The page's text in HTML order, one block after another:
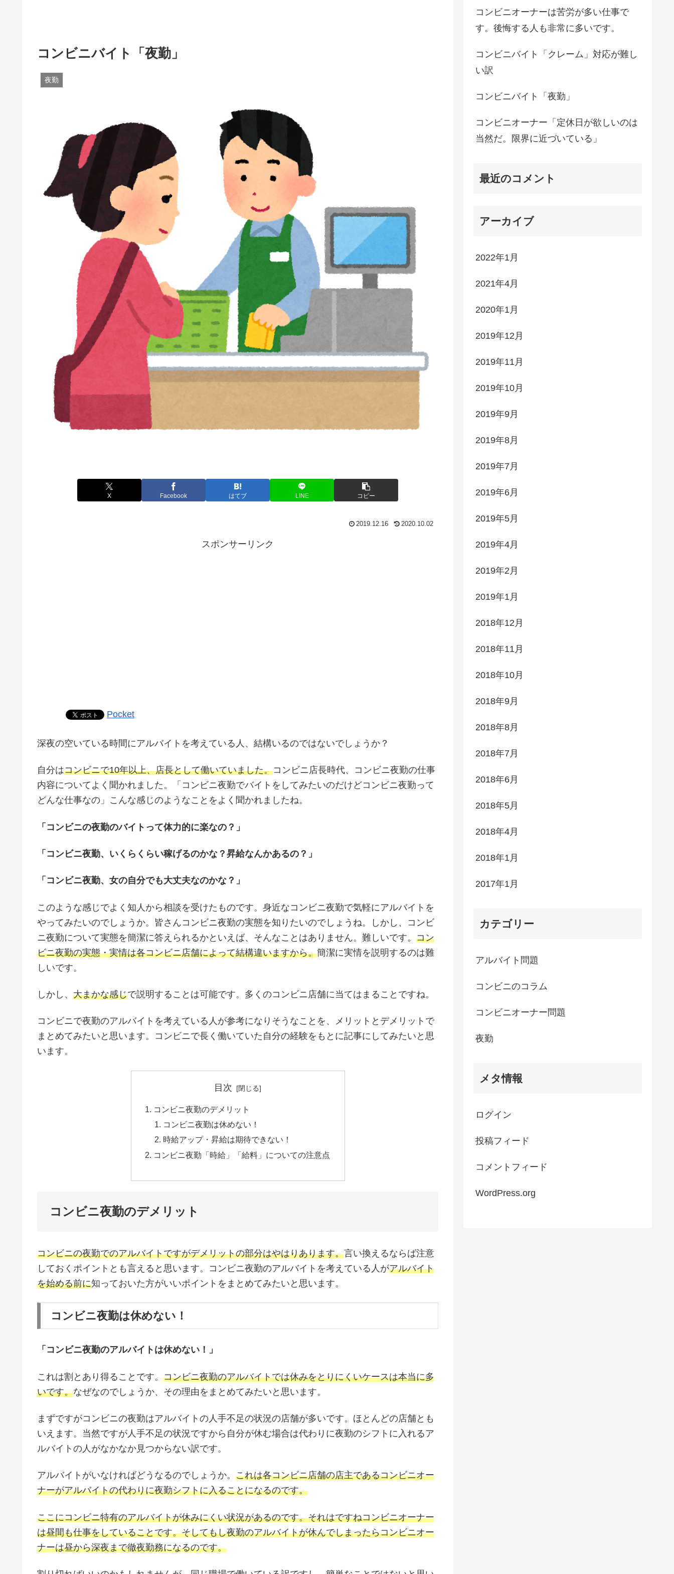
コンビニバイト「夜勤」
夜勤
X Facebook はてブ LINE コピー
2019.12.16 2020.10.02
スポンサーリンク
Pocket
深夜の空いている時間にアルバイトを考えている人、結構いるのではないでしょうか？
自分はコンビニで10年以上、店長として働いていました。コンビニ店長時代、コンビニ夜勤の仕事
内容についてよく聞かれました。「コンビニ夜勤でバイトをしてみたいのだけどコンビニ夜勤って
どんな仕事なの」こんな感じのようなことをよく聞かれましたね。
「コンビニの夜勤のバイトって体力的に楽なの？」
「コンビニ夜勤、いくらくらい稼げるのかな？昇給なんかあるの？」
「コンビニ夜勤、女の自分でも大丈夫なのかな？」
このような感じでよく知人から相談を受けたものです。身近なコンビニ夜勤で気軽にアルバイトを
やってみたいのでしょうか。皆さんコンビニ夜勤の実態を知りたいのでしょうね。しかし、コンビ
ニ夜勤について実態を簡潔に答えられるかといえば、そんなことはありません。難しいです。 コン
ビニ夜勤の実態・実情は各コンビニ店舗によって結構違いますから。簡潔に実情を説明するのは難
しいです。
しかし、 大まかな感じで説明することは可能です。多くのコンビニ店舗に当てはまることですね。
コンビニで夜勤のアルバイトを考えている人が参考になりそうなことを、メリットとデメリットで
まとめてみたいと思います。コンビニで長く働いていた自分の経験をもとに記事にしてみたいと思
います。
目次
コンビニ夜勤のデメリット
コンビニ夜勤は休めない！
時給アップ・昇給は期待できない！
コンビニ夜勤「時給」「給料」についての注意点
コンビニ夜勤のデメリット
コンビニの夜勤でのアルバイトですがデメリットの部分はやはりあります。言い換えるならば注意
しておくポイントとも言えると思います。コンビニ夜勤のアルバイトを考えている人がアルバイト
を始める前に知っておいた方がいいポイントをまとめてみたいと思います。
コンビニ夜勤は休めない！
「コンビニ夜勤のアルバイトは休めない！」
これは割とあり得ることです。 コンビニ夜勤のアルバイトでは休みをとりにくいケースは本当に多
いです。なぜなのでしょうか、その理由をまとめてみたいと思います。
まずですがコンビニの夜勤はアルバイトの人手不足の状況の店舗が多いです。ほとんどの店舗とも
いえます。当然ですが人手不足の状況ですから自分が休む場合は代わりに夜勤のシフトに入れるア
ルバイトの人がなかなか見つからない訳です。
アルバイトがいなければどうなるのでしょうか。 これは各コンビニ店舗の店主であるコンビニオー
ナーがアルバイトの代わりに夜勤シフトに入ることになるのです。
ここにコンビニ特有のアルバイトが休みにくい状況があるのです。それはですねコンビニオーナー
は昼間も仕事をしていることです。そしてもし夜勤のアルバイトが休んでしまったらコンビニオー
ナーは昼から深夜まで徹夜勤務になるのです。
コンビニオーナーは苦労が多い仕事で
す。後悔する人も非常に多いです。
コンビニバイト「クレーム」対応が難し
い訳
コンビニバイト「夜勤」
コンビニオーナー「定休日が欲しいのは
当然だ。限界に近づいている」
最近のコメント
アーカイブ
2022年1月
2021年4月
2020年1月
2019年12月
2019年11月
2019年10月
2019年9月
2019年8月
2019年7月
2019年6月
2019年5月
2019年4月
2019年2月
2019年1月
2018年12月
2018年11月
2018年10月
2018年9月
2018年8月
2018年7月
2018年6月
2018年5月
2018年4月
2018年1月
2017年1月
カテゴリー
アルバイト問題
コンビニのコラム
コンビニオーナー問題
夜勤
メタ情報
ログイン
投稿フィード
コメントフィード
WordPress.org